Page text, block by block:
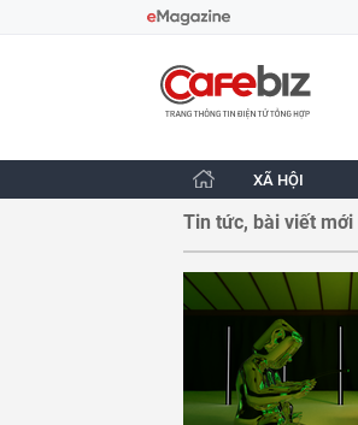
CafeBiz - Trang chủ
XÃ HỘI
Tin tức, bài viết mới